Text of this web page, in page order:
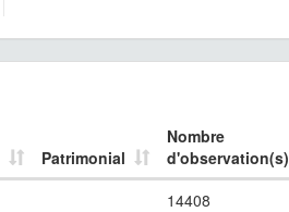
Patrimonial
Nombre
d'observation(s)
14408